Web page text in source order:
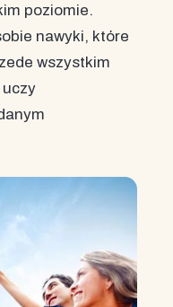
poziomie.
nawyki, które
wszystkim
uczy